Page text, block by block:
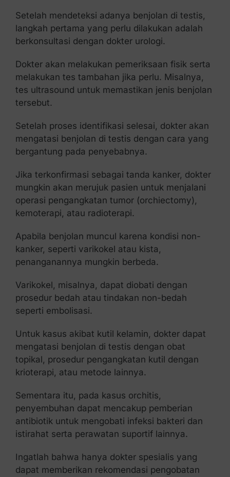
Setelah mendeteksi adanya benjolan di testis,
langkah pertama yang perlu dilakukan adalah
berkonsultasi dengan dokter urologi.
Dokter akan melakukan pemeriksaan fisik serta
melakukan tes tambahan jika perlu. Misalnya,
tes ultrasound untuk memastikan jenis benjolan
tersebut.
Setelah proses identifikasi selesai, dokter akan
mengatasi benjolan di testis dengan cara yang
bergantung pada penyebabnya.
Jika terkonfirmasi sebagai tanda kanker, dokter
mungkin akan merujuk pasien untuk menjalani
operasi pengangkatan tumor (orchiectomy),
kemoterapi, atau radioterapi.
Apabila benjolan muncul karena kondisi non-
kanker, seperti varikokel atau kista,
penanganannya mungkin berbeda.
Varikokel, misalnya, dapat diobati dengan
prosedur bedah atau tindakan non-bedah
seperti embolisasi.
Untuk kasus akibat kutil kelamin, dokter dapat
mengatasi benjolan di testis dengan obat
topikal, prosedur pengangkatan kutil dengan
krioterapi, atau metode lainnya.
Sementara itu, pada kasus orchitis,
penyembuhan dapat mencakup pemberian
antibiotik untuk mengobati infeksi bakteri dan
istirahat serta perawatan suportif lainnya.
Ingatlah bahwa hanya dokter spesialis yang
dapat memberikan rekomendasi pengobatan